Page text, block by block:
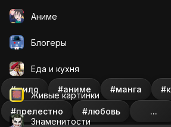
Аниме
Блогеры
Еда и кухня
Живые картинки
Знаменитости
#мило #аниме #манга
#прелестно #любовь ...